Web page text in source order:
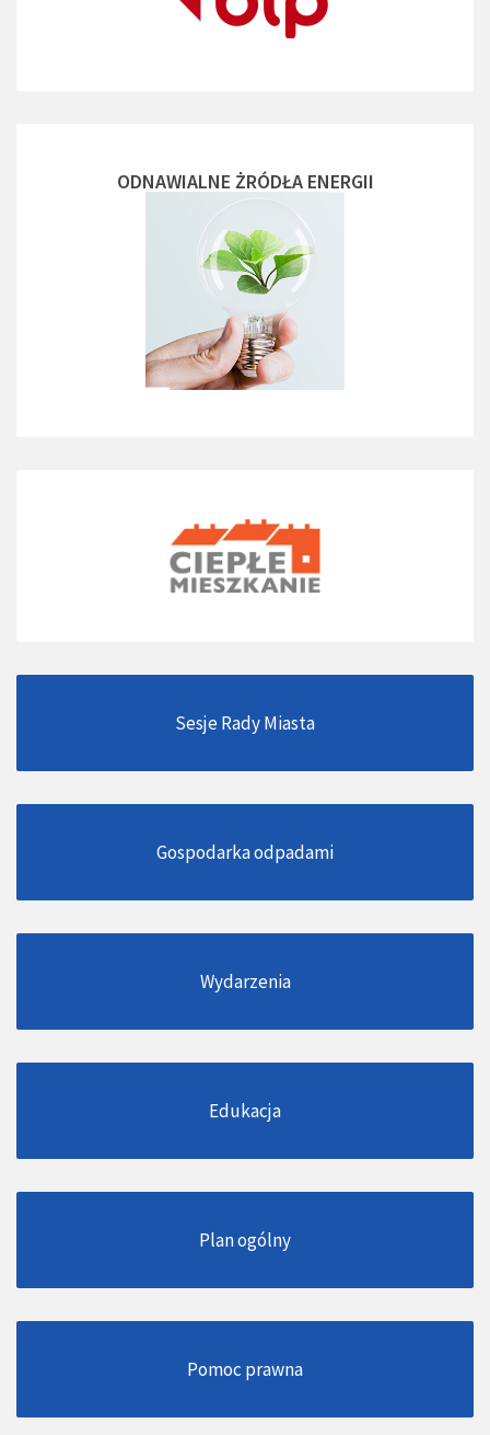
ODNAWIALNE ŻRÓDŁA ENERGII
Sesje Rady Miasta
Gospodarka odpadami
Wydarzenia
Edukacja
Plan ogólny
Pomoc prawna